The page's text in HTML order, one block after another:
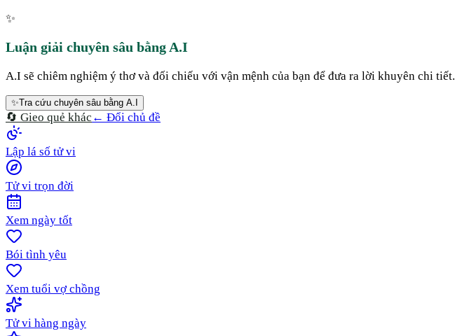
✨
Luận giải chuyên sâu bằng A.I
A.I sẽ chiêm nghiệm ý thơ và đối chiếu với vận mệnh của bạn để đưa ra lời khuyên chi tiết.
✨Tra cứu chuyên sâu bằng A.I
🔄 Gieo quẻ khác ← Đổi chủ đề
Lập lá số tử vi
Tử vi trọn đời
Xem ngày tốt
Bói tình yêu
Xem tuổi vợ chồng
Tử vi hàng ngày